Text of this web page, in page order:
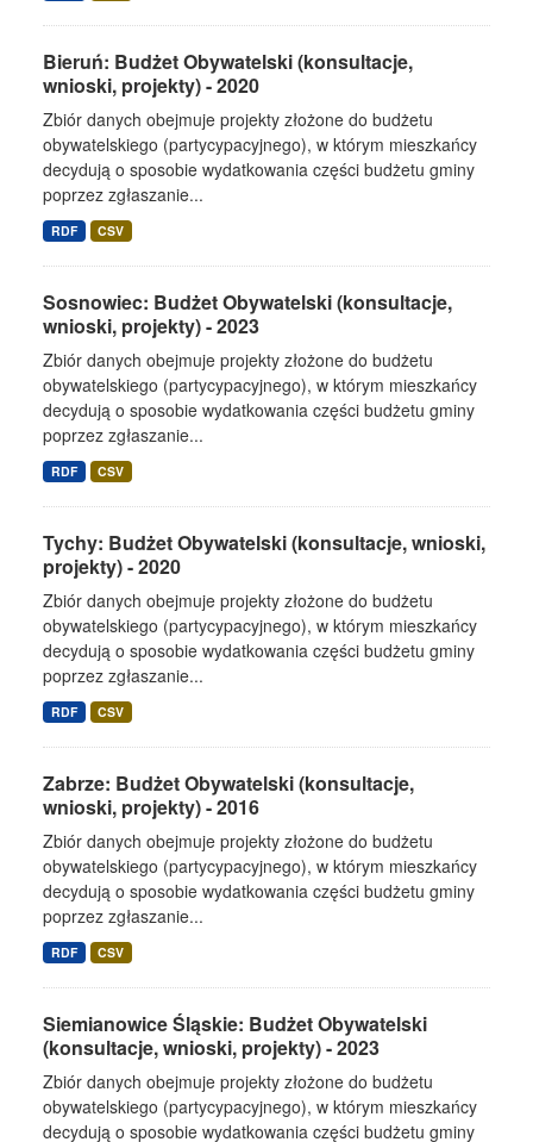
Bieruń: Budżet Obywatelski (konsultacje,
wnioski, projekty) - 2020
Zbiór danych obejmuje projekty złożone do budżetu
obywatelskiego (partycypacyjnego), w którym mieszkańcy
decydują o sposobie wydatkowania części budżetu gminy
poprzez zgłaszanie...
RDF CSV
Sosnowiec: Budżet Obywatelski (konsultacje,
wnioski, projekty) - 2023
Zbiór danych obejmuje projekty złożone do budżetu
obywatelskiego (partycypacyjnego), w którym mieszkańcy
decydują o sposobie wydatkowania części budżetu gminy
poprzez zgłaszanie...
RDF CSV
Tychy: Budżet Obywatelski (konsultacje, wnioski,
projekty) - 2020
Zbiór danych obejmuje projekty złożone do budżetu
obywatelskiego (partycypacyjnego), w którym mieszkańcy
decydują o sposobie wydatkowania części budżetu gminy
poprzez zgłaszanie...
RDF CSV
Zabrze: Budżet Obywatelski (konsultacje,
wnioski, projekty) - 2016
Zbiór danych obejmuje projekty złożone do budżetu
obywatelskiego (partycypacyjnego), w którym mieszkańcy
decydują o sposobie wydatkowania części budżetu gminy
poprzez zgłaszanie...
RDF CSV
Siemianowice Śląskie: Budżet Obywatelski
(konsultacje, wnioski, projekty) - 2023
Zbiór danych obejmuje projekty złożone do budżetu
obywatelskiego (partycypacyjnego), w którym mieszkańcy
decydują o sposobie wydatkowania części budżetu gminy